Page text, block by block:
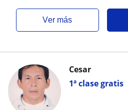
ver más
1ª clase gratis
Cesar